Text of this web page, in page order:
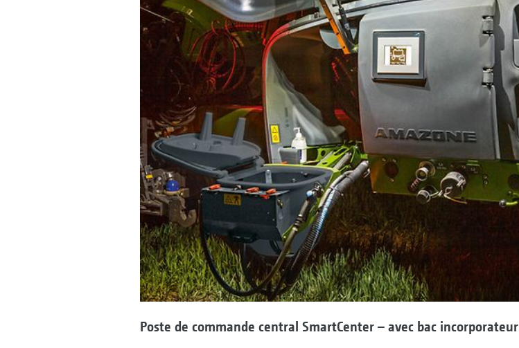
Poste de commande central SmartCenter – avec bac incorporateur